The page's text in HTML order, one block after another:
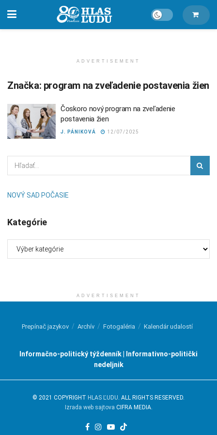
ADVERTISEMENT
Značka: program na zveľadenie postavenia žien
Čoskoro nový program na zveľadenie
postavenia žien
J. PÁNIKOVÁ 12/07/2025
NOVÝ SAD POČASIE
Kategórie
ADVERTISEMENT
Prepínač jazykov Archív Fotogaléria Kalendár udalostí
Informačno-politický týždenník | Informativno-politički
nedeljnik
© 2021 COPYRIGHT HLAS ĽUDU . ALL RIGHTS RESERVED.
Izrada web sajtova CIFRA MEDIA.